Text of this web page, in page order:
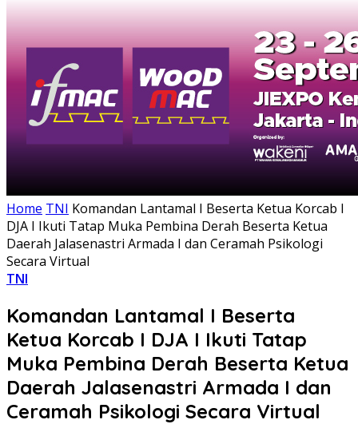
Home TNI Komandan Lantamal I Beserta Ketua Korcab I
DJA I Ikuti Tatap Muka Pembina Derah Beserta Ketua
Daerah Jalasenastri Armada I dan Ceramah Psikologi
Secara Virtual
TNI
Komandan Lantamal I Beserta
Ketua Korcab I DJA I Ikuti Tatap
Muka Pembina Derah Beserta Ketua
Daerah Jalasenastri Armada I dan
Ceramah Psikologi Secara Virtual